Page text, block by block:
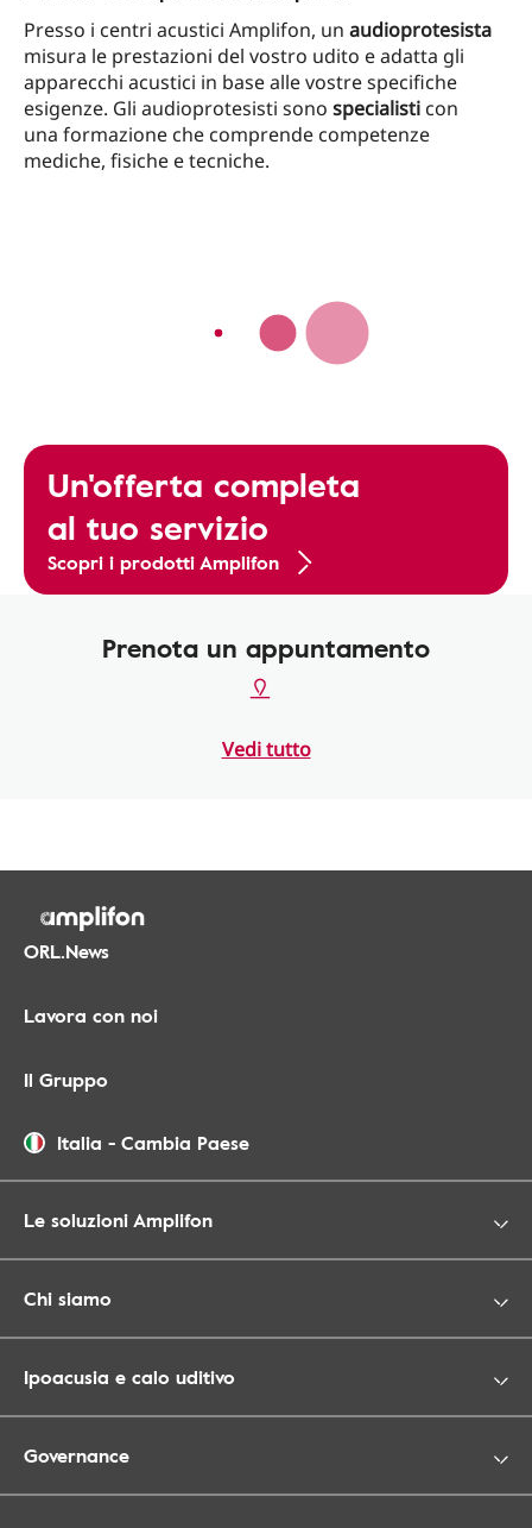
Presso i centri acustici Amplifon, un audioprotesista
misura le prestazioni del vostro udito e adatta gli
apparecchi acustici in base alle vostre specifiche
esigenze. Gli audioprotesisti sono specialisti con
una formazione che comprende competenze
mediche, fisiche e tecniche.
Un'offerta completa
al tuo servizio
Scopri i prodotti Amplifon
Prenota un appuntamento
Vedi tutto
ORL.News
Lavora con noi
Il Gruppo
Italia - Cambia Paese
Le soluzioni Amplifon
Chi siamo
Ipoacusia e calo uditivo
Governance